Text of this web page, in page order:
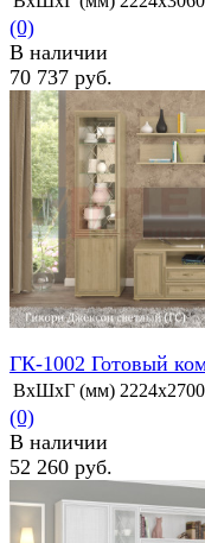
избранное сравнить
(0)
В наличии
70 737 руб.
ГК-1002 Готовый
ВхШхГ (мм)
(0)
В наличии
52 260 руб.